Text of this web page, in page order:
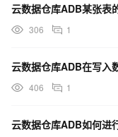
云数据仓库ADB某张表
306 1
406 1
云数据仓库ADB如何进